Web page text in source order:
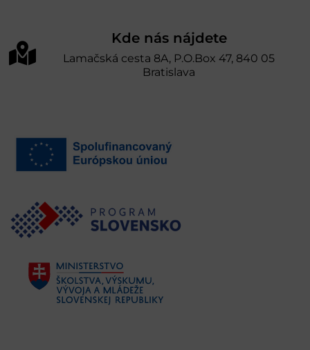
Kde nás nájdete
Lamačská cesta 8A, P.O.Box 47, 840 05
Bratislava